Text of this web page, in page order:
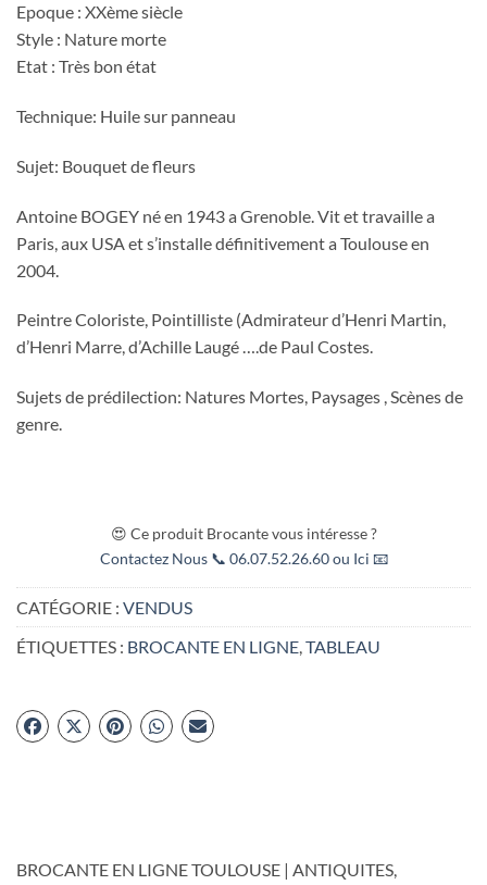
Epoque : XXème siècle
Style : Nature morte
Etat : Très bon état
Technique: Huile sur panneau
Sujet: Bouquet de fleurs
Antoine BOGEY né en 1943 a Grenoble. Vit et travaille a
Paris, aux USA et s’installe définitivement a Toulouse en
2004.
Peintre Coloriste, Pointilliste (Admirateur d’Henri Martin,
d’Henri Marre, d’Achille Laugé ….de Paul Costes.
Sujets de prédilection: Natures Mortes, Paysages , Scènes de
genre.
😍 Ce produit Brocante vous intéresse ?
Contactez Nous 📞 06.07.52.26.60 ou Ici 📧
CATÉGORIE : VENDUS
ÉTIQUETTES : BROCANTE EN LIGNE,TABLEAU
BROCANTE EN LIGNE TOULOUSE | ANTIQUITES,